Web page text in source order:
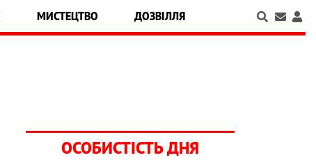
МИСТЕЦТВО ДОЗВІЛЛЯ
ОСОБИСТІСТЬ ДНЯ